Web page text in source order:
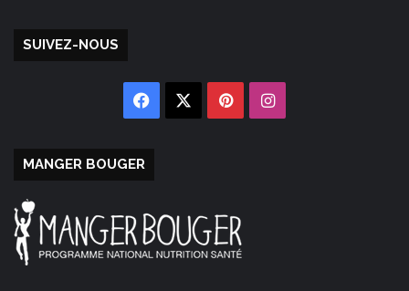
SUIVEZ-NOUS
Facebook PinterestInstagram
MANGER BOUGER